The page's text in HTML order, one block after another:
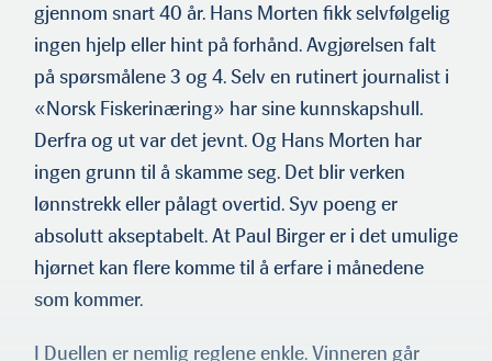
Hans Morten Sundnes
gjennom snart 40 år. Hans Morten fikk selvfølgelig
ingen hjelp eller hint på forhånd. Avgjørelsen falt
på spørsmålene 3 og 4. Selv en rutinert journalist i
«Norsk Fiskerinæring» har sine kunnskapshull.
Derfra og ut var det jevnt. Og Hans Morten har
ingen grunn til å skamme seg. Det blir verken
lønnstrekk eller pålagt overtid. Syv poeng er
absolutt aksept­abelt. At Paul Birger er i det umulige
hjørnet kan flere komme til å erfare i månedene
som kommer.
I Duellen er nemlig reglene enkle. Vinneren går